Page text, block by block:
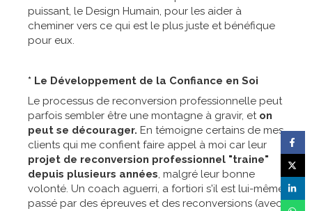
puissant, le Design Humain, pour les aider à
cheminer vers ce qui est le plus juste et bénéfique
pour eux.
* Le Développement de la Confiance en Soi
Le processus de reconversion professionnelle peut
parfois sembler être une montagne à gravir, et on
peut se décourager. En témoigne certains de mes
clients qui me confient faire appel à moi car leur
projet de reconversion professionnel "traine"
depuis plusieurs années, malgré leur bonne
volonté. Un coach aguerri, a fortiori s'il est lui-même
passé par des épreuves et des reconversions (avec